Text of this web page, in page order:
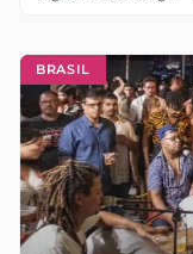
BRASIL